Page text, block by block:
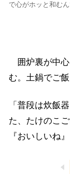
で心がホッと和むん
囲炉裏が中心
む。土鍋でご
「普段は炊飯
た、たけのこ
『おいしいね